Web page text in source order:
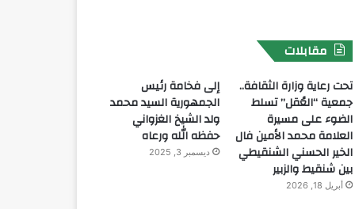
مقابلات
تحت رعاية وزارة الثقافة..
جمعية “العُقل” تسلط
الضوء على مسيرة
العلامة محمد الأمين فال
الخير الحسني الشنقيطي
بين شنقيط والزبير
أبريل 18, 2026
إلى فخامة رئيس
الجمهورية السيد محمد
ولد الشيخ الغزواني
حفظه الله ورعاه
ديسمبر 3, 2025